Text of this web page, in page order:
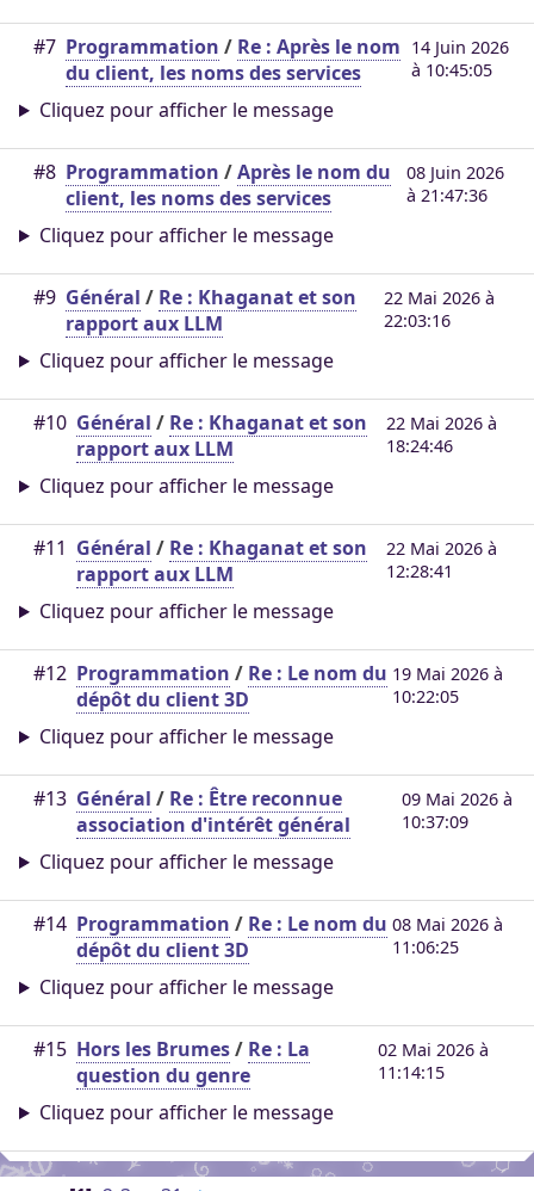
#7 Programmation / Re : Après le nom
du client, les noms des services
14 Juin 2026
à 10:45:05
Cliquez pour afficher le message
#8 Programmation /Après le nom du
client, les noms des services
08 Juin 2026
à 21:47:36
Cliquez pour afficher le message
#9 Général / Re : Khaganat et son
rapport aux LLM
22 Mai 2026 à
22:03:16
Cliquez pour afficher le message
#10 Général / Re : Khaganat et son
rapport aux LLM
22 Mai 2026 à
18:24:46
Cliquez pour afficher le message
#11 Général / Re : Khaganat et son
rapport aux LLM
22 Mai 2026 à
12:28:41
Cliquez pour afficher le message
#12 Programmation / Re : Le nom du
dépôt du client 3D
19 Mai 2026 à
10:22:05
Cliquez pour afficher le message
#13 Général / Re : Être reconnue
association d'intérêt général
09 Mai 2026 à
10:37:09
Cliquez pour afficher le message
#14 Programmation / Re : Le nom du
dépôt du client 3D
08 Mai 2026 à
11:06:25
Cliquez pour afficher le message
#15 Hors les Brumes/ Re : La
question du genre
02 Mai 2026 à
11:14:15
Cliquez pour afficher le message